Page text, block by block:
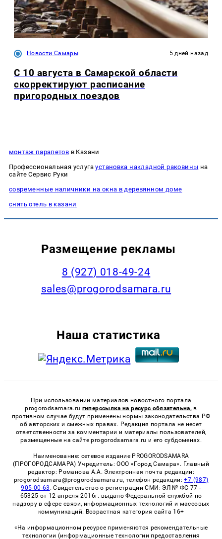
Новости Самары 5 дней назад
С 10 августа в Самарской области
скорректируют расписание
пригородных поездов
монтаж парапетов в Казани
Профессиональная услугаустановка накладной раковины на
сайте Сервис Руки
современные наличники на окна в деревянном доме
снять отель в казани
Размещение рекламы
8 (927) 018-49-24
sales@progorodsamara.ru
Наша статистика
При использовании материалов новостного портала
progorodsamara.ru гиперссылка на ресурс обязательна, в
противном случае будут применены нормы законодательства РФ
об авторских и смежных правах. Редакция портала не несет
ответственности за комментарии и материалы пользователей,
размещенные на сайте progorodsamara.ru и его субдоменах.
Наименование: сетевое издание PROGORODSAMARA
(ПРОГОРОДСАМАРА) Учредитель: ООО «Город Самара». Главный
редактор: Романова А.А. Электронная почта редакции:
progorodsamara@progorodsamara.ru, телефон редакции:+7 (987)
905-00-63 . Свидетельство о регистрации СМИ: ЭЛ № ФС 77 -
65325 от 12 апреля 2016г. выдано Федеральной службой по
надзору в сфере связи, информационных технологий и массовых
коммуникаций. Возрастная категория сайта 16+
«На информационном ресурсе применяются рекомендательные
технологии (информационные технологии предоставления